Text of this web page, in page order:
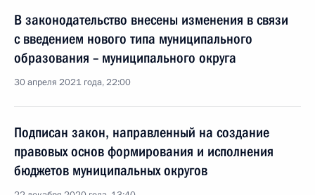
В законодательство внесены изменения в связи
с введением нового типа муниципального
образования – муниципального округа
30 апреля 2021 года, 22:00
Подписан закон, направленный на создание
правовых основ формирования и исполнения
бюджетов муниципальных округов